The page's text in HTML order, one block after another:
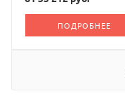
ПОДРОБНЕЕ